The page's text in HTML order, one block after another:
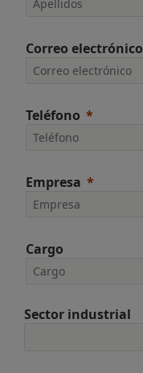
Correo electrónico
Teléfono
Empresa
Cargo
Sector industrial